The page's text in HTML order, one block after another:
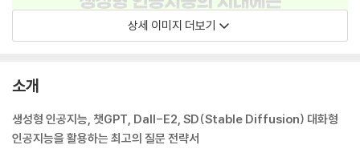
상세 이미지 더보기
소개
생성형 인공지능, 챗GPT, Dall-E2, SD(Stable Diffusion) 대화형
인공지능을 활용하는 최고의 질문 전략서